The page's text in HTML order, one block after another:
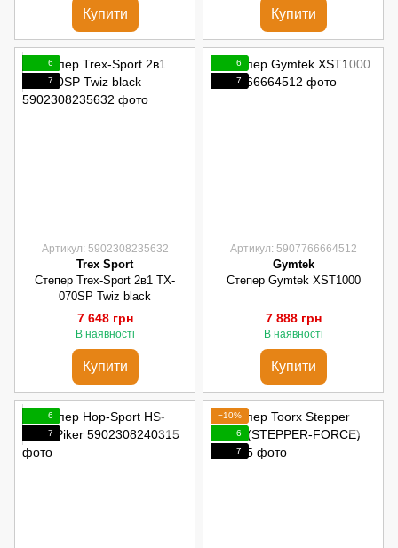
Купити Купити
6
7
Артикул: 5902308235632
Trex Sport
Степер Trex-Sport 2в1 TX-
070SP Twiz black
7 648 грн
В наявності
Купити
6
7
Артикул: 5907766664512
Gymtek
Степер Gymtek XST1000
7 888 грн
В наявності
Купити
6
7
−10%
6
7